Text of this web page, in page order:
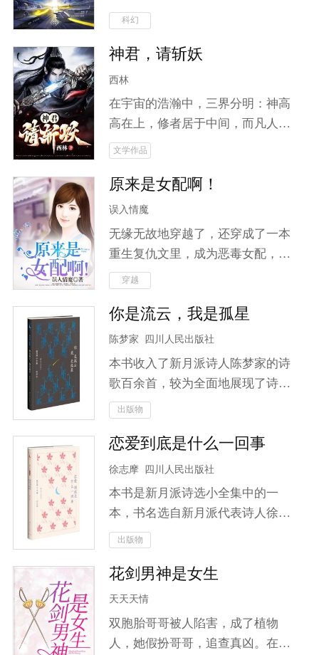
竭尽所能地护她，选择她。被她误
会，他也没有放弃爱她。最后，他
背叛了父亲，成就了她的复仇。身
份揭开的时候，两个人终于互诉爱
意，完成婚约。
毒。 当灿然的恒星耗尽所有能量，
当大地只剩无尽的黑夜，当历史只
剩下罪恶，当惨烈的战火蔓延… 向
着唯一微弱的银河星光祈祷，人们
所向往的光明，何时重现于世。 希
望，究竟在何方。乞求神明的垂
怜？神明又在哪里呢？ 人类是脆弱
的，但同时也是最强大的，灾难中
的屹立不倒，民族的强大凝聚力超
越这世间一个东西。 “情感不是无
用的东西，而是每个人活在世界上
生而为人的证据！这东西看似漏洞
百出，弱得不堪一击，却是在灾难
面前最强大的东西，也是最后拯救
我们的东西！” 不断的羁绊，是人
类最终活下来的勇气。
科幻
神君，请斩妖
西林
在宇宙的浩瀚中，三界分明：神高
高在上，修者居于中间，而凡人却
被遗忘于尘世。随着妖道的崛起，
血雨。城主之子云笙，本是无名之
辈，却因神魂附体而开启了修仙之
杂的关系？当妖魔肆虐、邪修作
乱，为求长生不惜血祭无辜时，云
笙将踏上斩妖除邪之路。在这条险
恶之路上，他不仅要放下世俗羁
绊，更要面对情感与理智之间的抉
择。山海皆可平，但唯有对爱人的
执念让他难以割舍！加入云笙，一
同揭开这场关于信念与剑道、爱恨
与宿命交织的大冒险！
文学作品
原来是女配啊！
误入情魔
无缘无故地穿越了，还穿成了一本
重生复仇文里，成为恶毒女配，面
对重生女主苦苦相逼，神秘男子夺
走清白，迷雾重重的身世，奇葩的
娃娃亲，纪如雪只觉得，真是哔了
狗了！本想安安静静地做一个妖艳
不饶地踩着踩着我上位，那就别怪
我女配翻身了！就算做一个反派，
我也要做一个活到最后的反派！且
看她如何揭穿白莲花伪善的面孔，
与猪脚光环斗智斗勇……只是，这
个男人是谁？怎么哪里都用你！给
你一把瓜子到别处嗑去，走开！
穿越
你是流云，我是孤星
陈梦家 四川人民出版社
本书收入了新月派诗人陈梦家的诗
歌百余首，较为全面地展现了诗人
的诗歌风貌。陈梦家的诗歌多为抒
写个人心理感受，小巧精致；也时
有哀时伤物之感，意味深长。
出版物
恋爱到底是什么一回事
徐志摩 四川人民出版社
本书是新月派诗选小全集中的一
本，书名选自新月派代表诗人徐志
摩的一首诗，收入了徐志摩创作
《猛虎集》《云游》四部诗集中的
所有诗歌，完整呈现了诗人的诗歌
出版物
花剑男神是女生
天天天情
双胞胎哥哥被人陷害，成了植物
人，她假扮哥哥，追查真凶。在花